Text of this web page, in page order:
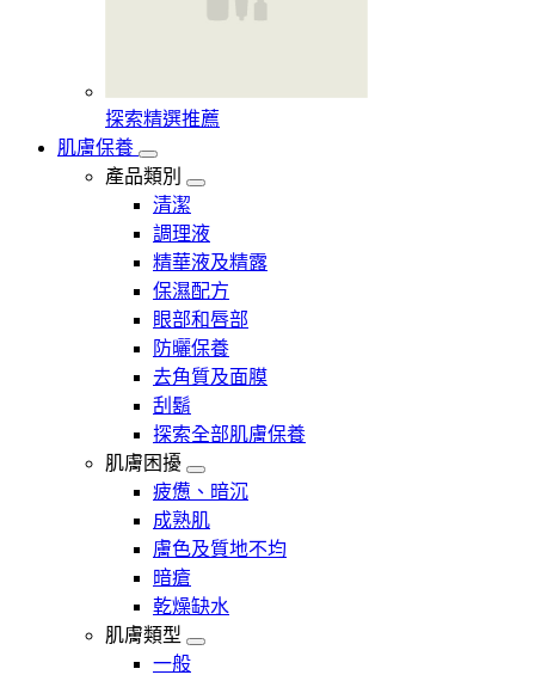
探索精選推薦
肌膚保養
產品類別
清潔
調理液
精華液及精露
保濕配方
眼部和唇部
防曬保養
去角質及面膜
刮鬍
探索全部肌膚保養
肌膚困擾
疲憊、暗沉
成熟肌
膚色及質地不均
暗瘡​
乾燥缺水
肌膚類型
一般